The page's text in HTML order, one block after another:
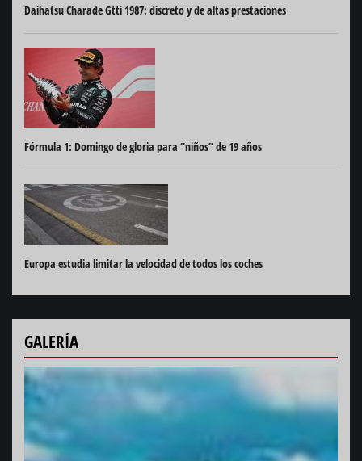
Daihatsu Charade Gtti 1987: discreto y de altas prestaciones
Fórmula 1: Domingo de gloria para “niños” de 19 años
Europa estudia limitar la velocidad de todos los coches
GALERÍA